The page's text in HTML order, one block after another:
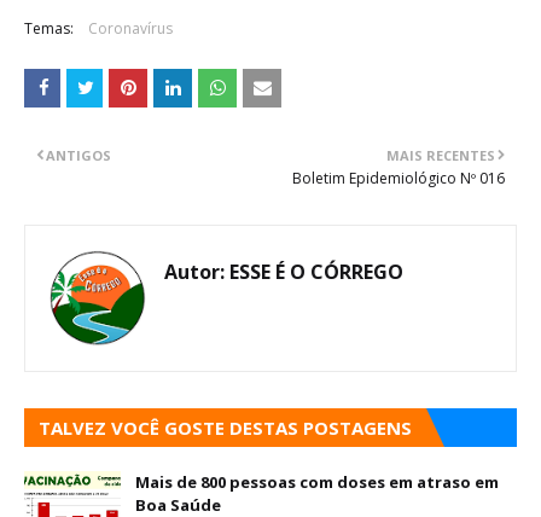
Temas: Coronavírus
MAIS RECENTES
Boletim Epidemiológico Nº 016
ANTIGOS
Autor: ESSE É O CÓRREGO
TALVEZ VOCÊ GOSTE DESTAS POSTAGENS
Mais de 800 pessoas com doses em atraso em
Boa Saúde